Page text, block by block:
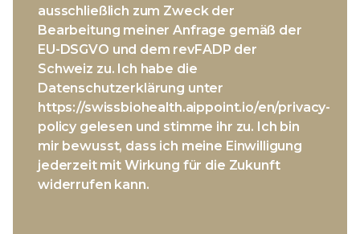
ausschließlich zum Zweck der
Bearbeitung meiner Anfrage gemäß der
EU-DSGVO und dem revFADP der
Schweiz zu. Ich habe die
Datenschutzerklärung unter
https://swissbiohealth.aippoint.io/en/privacy-
policy gelesen und stimme ihr zu. Ich bin
mir bewusst, dass ich meine Einwilligung
jederzeit mit Wirkung für die Zukunft
widerrufen kann.